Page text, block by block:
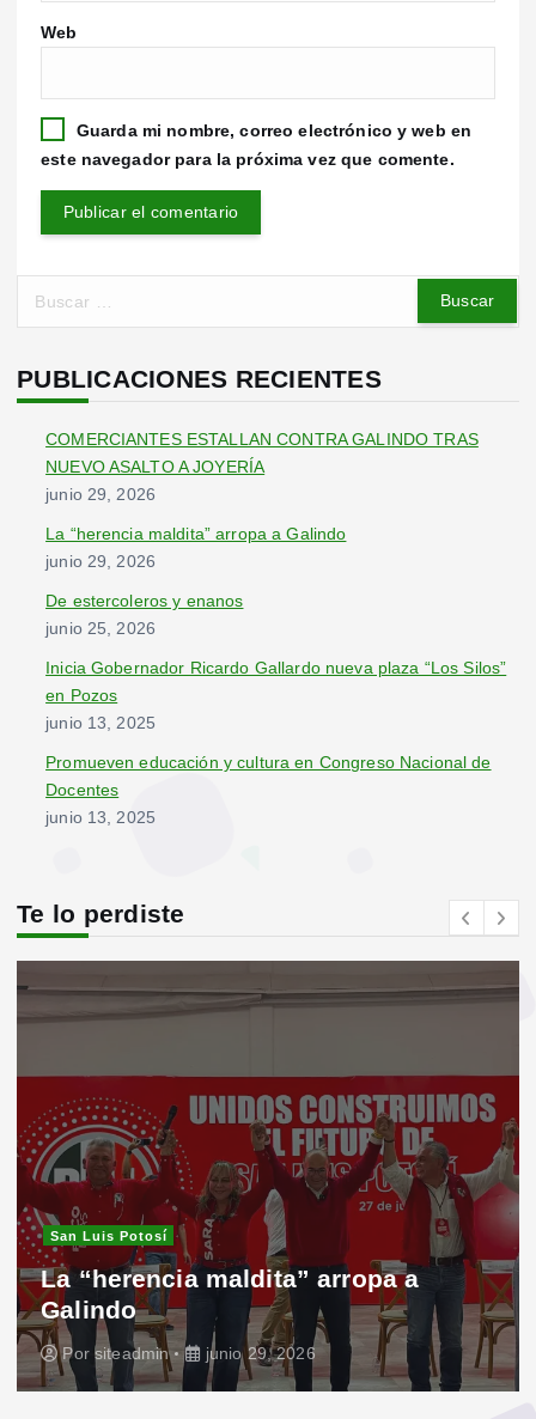
Web
Guarda mi nombre, correo electrónico y web en
este navegador para la próxima vez que comente.
c
a
PUBLICACIONES RECIENTES
COMERCIANTES ESTALLAN CONTRA GALINDO TRAS
NUEVO ASALTO A JOYERÍA
junio 29, 2026
La “herencia maldita” arropa a Galindo
junio 29, 2026
De estercoleros y enanos
junio 25, 2026
Inicia Gobernador Ricardo Gallardo nueva plaza “Los Silos”
en Pozos
junio 13, 2025
Promueven educación y cultura en Congreso Nacional de
Docentes
junio 13, 2025
Te lo perdiste
San Luis Potosí
La “herencia maldita” arropa a
Galindo
Por siteadmin junio 29, 2026